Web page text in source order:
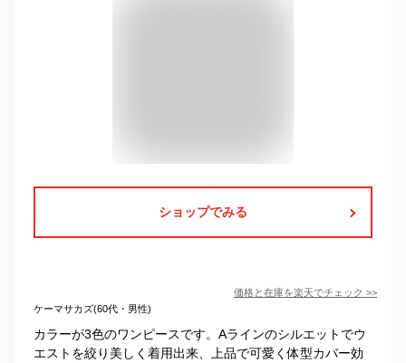
ショップでみる
価格と在庫を楽天でチェック >>
ケーマサカズ(60代・男性)
カラーが3色のワンピースです。Aラインのシルエットでウ
エストを絞り美しく着用出来、上品で可愛く体型カバー効